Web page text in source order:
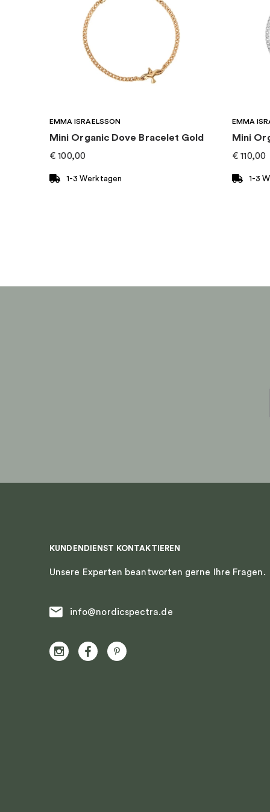
Kategorie Halsketten
Marke Thomas Sabo
EMMA ISRAELSSON
Mini Organic Dove Bracelet Gold
€ 100,00
1-3 Werktagen
EMMA
Mini
€ 110,00
1-3
KUNDENDIENST KONTAKTIEREN
Unsere Experten beantworten gerne Ihre Fragen.
info@nordicspectra.de